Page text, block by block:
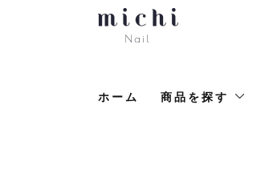
ホーム 商品を探す